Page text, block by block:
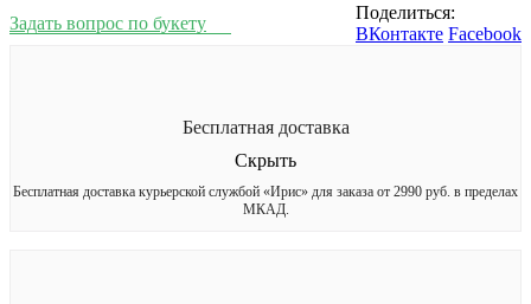
Задать вопрос по букету
Поделиться:
ВКонтакте Facebook
Бесплатная доставка
Скрыть
Бесплатная доставка курьерской службой «Ирис» для заказа от 2990 руб. в пределах
МКАД.